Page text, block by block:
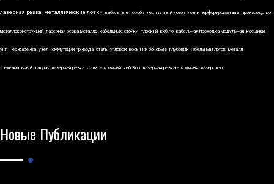
лазерная резка металлические лотки кабельные короба лестничный лоток лотки перфорированные производство
металлоконструкций лазерная резка металла кабельные стойки плоский ккб по кабельная проходка модульная косынки
укп нержавейка узел коммутации привода сталь угловой косынки боковые глубокий кабельный лоток металл
трехканальный латунь лазерная резка стали алюминий ккб 3по лазерная резка алюминия лазер лэп
Новые Публикации